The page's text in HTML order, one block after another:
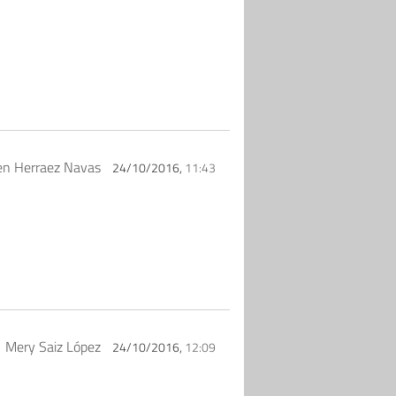
Herraez Navas 24/10/2016, 11:43
Mery Saiz López 24/10/2016, 12:09